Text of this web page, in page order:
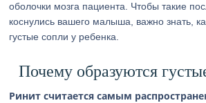
оболочки мозга пациента. Чтобы такие
коснулись вашего малыша, важно знать,
густые сопли у ребенка.
Почему образуются
Ринит считается самым